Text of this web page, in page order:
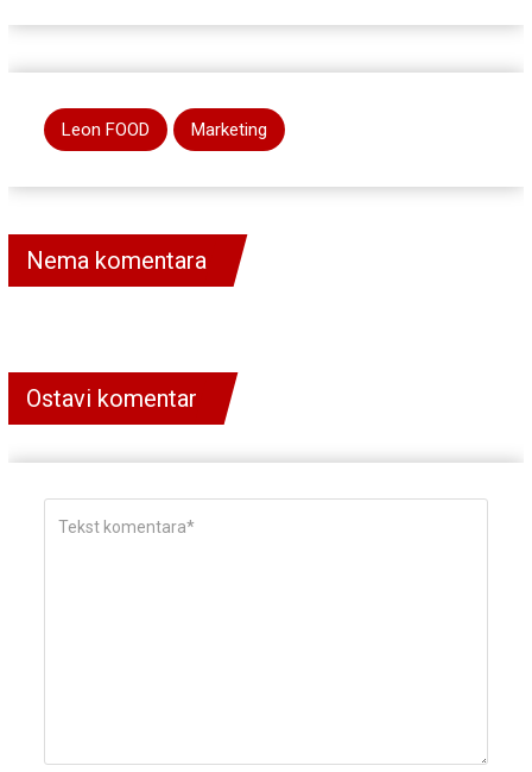
Leon FOOD Marketing
Nema komentara
Ostavi komentar